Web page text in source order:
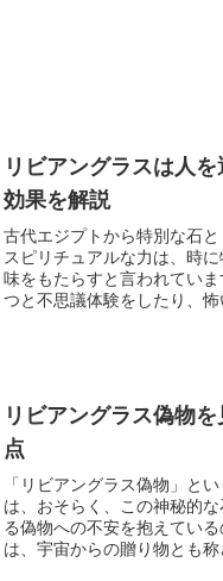
リビアングラスは人
効果を解説
古代エジプトから特別な石
スピリチュアルな力は、時
味をもたらすと言われてい
つと不思議体験をしたり、
リビアングラス偽物
点
「リビアングラス偽物」と
は、おそらく、この神秘的
る偽物への不安を抱えてい
は、宇宙からの贈り物とも